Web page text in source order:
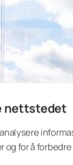
nettstedet
og for å
Lumon